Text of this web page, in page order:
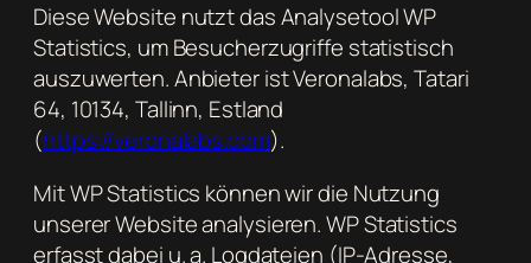
Diese Website nutzt das Analysetool WP
Statistics, um Besucherzugriffe statistisch
auszuwerten. Anbieter ist Veronalabs, Tatari
64, 10134, Tallinn, Estland
(https://veronalabs.com).
Mit WP Statistics können wir die Nutzung
unserer Website analysieren. WP Statistics
erfasst dabei u. a. Logdateien (IP-Adresse,